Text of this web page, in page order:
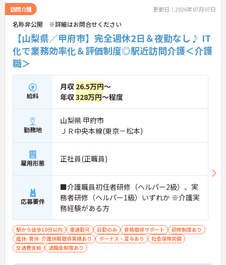
定期的な面談で不安を解消できるフォロー体制もあ
り、介護福祉士としてサ責や管理者への着実なキャ
リアアップを目指す有資格者の方に推奨できる環境
です。
★おすすめPOINT★
【夜勤なし・曜日固定の休日で、身体への負担を抑
えた働き方が実現できます】
しないため、生活リズムを整えながら健康的に働き
続けることができます
により、先々の予定が立てやすくプライベートの時
間をしっかりと確保できる環境です
【専門資格を活かした収入アップと明確なキャリア
形成が期待できます】
・介護福祉士資格手当が支給されるほか、年2回の
・サービス提供責任者や管理者へのキャリアアップ
も目指せます
スを軽減できます】
・記録票の提出やシフト確認をすべてスマートフォ
ンで行えるため、手書きの書類作成や事業所への移
動の手間が省けケア業務に集中できます
訪問介護 更新日：2026年07月07日
名称非公開 ※詳細はお問合せください
【山梨県／甲府市】完全週休2日＆夜勤なし♪ IT
化で業務効率化＆評価制度◎駅近訪問介護＜介護
職＞
給料
月収 26.5万円～
年収328万円～程度
勤務地
山梨県 甲府市
ＪＲ中央本線(東京－松本)
雇用形態 正社員(正職員)
応募要件
■介護職員初任者研修（ヘルパー2級）、実
務者研修（ヘルパー1級）いずれか ※介護実
務経験がある方
駅から徒歩10分以内 車通勤可 日勤のみ 資格取得サポート
研修制度あり
産休･育休･介護休暇取得実績あり
ボーナス・賞与あり
社会保険完備
交通費支給
退職金制度あり